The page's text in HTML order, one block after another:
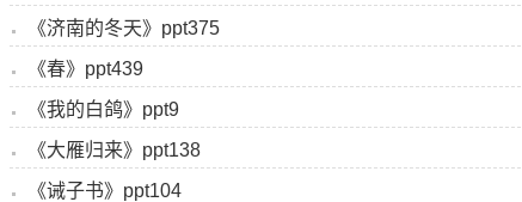
《济南的冬天》ppt375
《春》ppt439
《我的白鸽》ppt9
《大雁归来》ppt138
《诫子书》ppt104